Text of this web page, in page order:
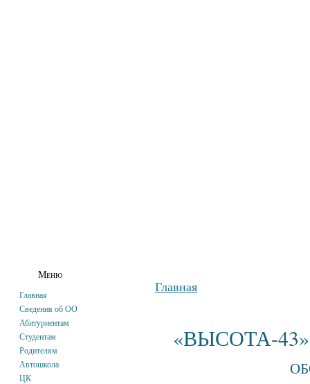
Меню
Главная
Сведения об ОО
Абитуриентам
Студентам
Родителям
Автошкола
ЦК
Главная
«ВЫСОТА-43»